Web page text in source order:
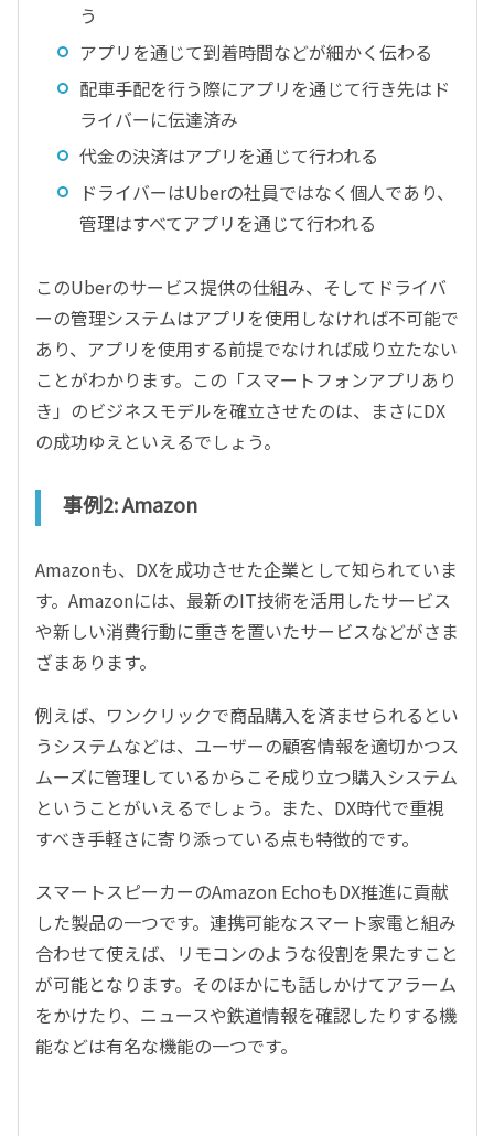
う
アプリを通じて到着時間などが細かく伝わる
配車手配を行う際にアプリを通じて行き先はド
ライバーに伝達済み
代金の決済はアプリを通じて行われる
ドライバーはUberの社員ではなく個人であり、
管理はすべてアプリを通じて行われる
このUberのサービス提供の仕組み、そしてドライバ
ーの管理システムはアプリを使用しなければ不可能で
あり、アプリを使用する前提でなければ成り立たない
ことがわかります。この「スマートフォンアプリあり
き」のビジネスモデルを確立させたのは、まさにDX
の成功ゆえといえるでしょう。
事例2: Amazon
Amazonも、DXを成功させた企業として知られていま
す。Amazonには、最新のIT技術を活用したサービス
や新しい消費行動に重きを置いたサービスなどがさま
ざまあります。
例えば、ワンクリックで商品購入を済ませられるとい
うシステムなどは、ユーザーの顧客情報を適切かつス
ムーズに管理しているからこそ成り立つ購入システム
ということがいえるでしょう。また、DX時代で重視
すべき手軽さに寄り添っている点も特徴的です。
スマートスピーカーのAmazon EchoもDX推進に貢献
した製品の一つです。連携可能なスマート家電と組み
合わせて使えば、リモコンのような役割を果たすこと
が可能となります。そのほかにも話しかけてアラーム
をかけたり、ニュースや鉄道情報を確認したりする機
能などは有名な機能の一つです。